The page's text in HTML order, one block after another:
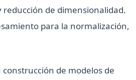
de dimensionalidad.
para la normalización,
de modelos de